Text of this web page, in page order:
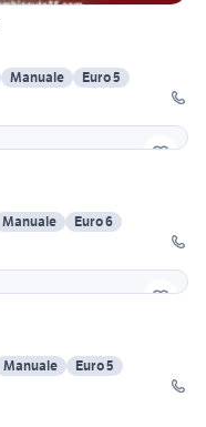
Manuale
Euro 5
Manuale
Euro 6
Manuale
Euro 5